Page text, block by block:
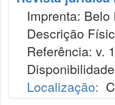
Imprenta: Belo
Descrição
Referência: v.
Localização: